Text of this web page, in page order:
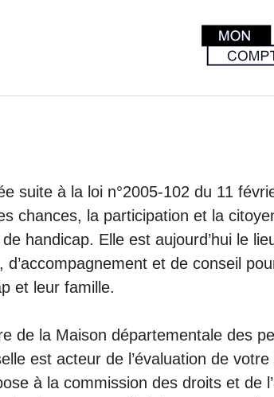
suite à la loi n°2005-102 du 11
chances, la participation et la
handicap. Elle est aujourd’hui le
d’accompagnement et de conseil
et leur famille.
de la Maison départementale des
est acteur de l’évaluation de
à la commission des droits et de